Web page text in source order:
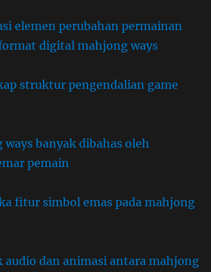
elemen perubahan permainan
digital mahjong ways
struktur pengendalian game
banyak dibahas oleh
pemain
fitur simbol emas pada mahjong
audio dan animasi antara mahjong